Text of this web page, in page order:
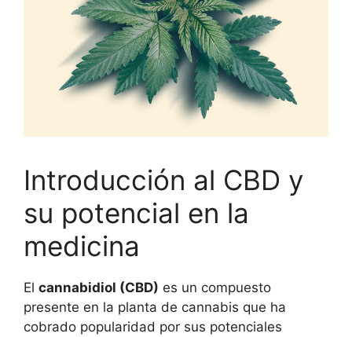
Introducción al CBD y
su potencial en la
medicina
El cannabidiol (CBD) es un compuesto
presente en la planta de cannabis que ha
cobrado popularidad por sus potenciales